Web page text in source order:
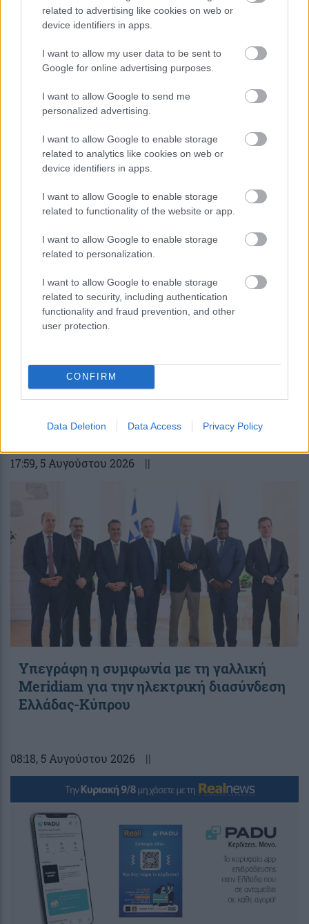
related to advertising like cookies on web or
device identifiers in apps.
I want to allow my user data to be sent to
Google for online advertising purposes.
I want to allow Google to send me
personalized advertising.
I want to allow Google to enable storage
related to analytics like cookies on web or
device identifiers in apps.
I want to allow Google to enable storage
related to functionality of the website or app.
I want to allow Google to enable storage
related to personalization.
I want to allow Google to enable storage
related to security, including authentication
functionality and fraud prevention, and other
user protection.
CONFIRM
Data Deletion Data Access Privacy Policy
αντιδραστήρα
περισσότερα
||
17:59, 5 Αυγούστου 2026 ||
Υπεγράφη η συμφωνία με τη γαλλική
Meridiam για την ηλεκτρική διασύνδεση
Ελλάδας-Κύπρου
08:18, 5 Αυγούστου 2026 ||